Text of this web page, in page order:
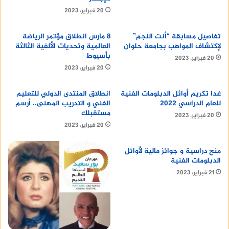
يمكن للطلاب وأولياء الأمور الاستعلام عن نتيجة
الاستعلام عبر موقع وزارة التربية
والتعليم والتعليم الفني
يمكن للطلاب وأولياء الأمور الاستعلام عن نتيجة
الشهادة الإعدادية محافظة أسوان 2024 من خلال موقع
وزارة التربية والتعليم والتعليم الفني، وذلك باتباع
20 فبراير، 2023
تفاصيل مسابقة “أنت النجم”
لإكتشاف المواهب بجامعة حلوان
20 فبراير، 2023
8 مارس انطلاق مؤتمر الرياضة
العالمية وتحديات الألفية الثالثة
بأسيوط
20 فبراير، 2023
غدا تكريم أوائل الدبلومات الفنية
للعام الدراسي 2022
20 فبراير، 2023
انطلاق المنتدى الدولي للتعليم
الفني و التدريب المهنى.. أرسم
مستقبلك
20 فبراير، 2023
منح دراسية و جوائز مالية لأوائل
الدبلومات الفنية
21 فبراير، 2023